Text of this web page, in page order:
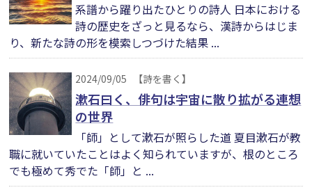
系譜から躍り出たひとりの詩人 日本における
詩の歴史をざっと見るなら、漢詩からはじま
り、新たな詩の形を模索しつづけた結果 ...
2024/09/05 【詩を書く】
漱石曰く、俳句は宇宙に散り拡がる連想
の世界
「師」として漱石が照らした道 夏目漱石が教
職に就いていたことはよく知られていますが、根のところ
でも極めて秀でた「師」と ...